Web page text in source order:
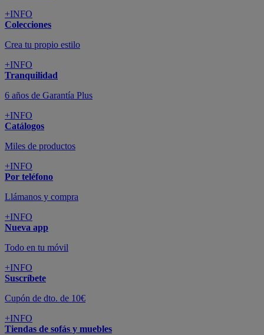
+INFO
Colecciones
Crea tu propio estilo
+INFO
Tranquilidad
6 años de Garantía Plus
+INFO
Catálogos
Miles de productos
+INFO
Por teléfono
Llámanos y compra
+INFO
Nueva app
Todo en tu móvil
+INFO
Suscríbete
Cupón de dto. de 10€
+INFO
Tiendas de sofás y muebles